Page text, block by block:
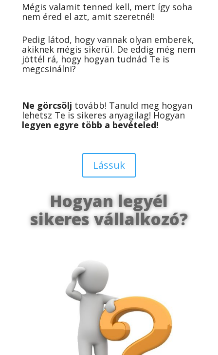
Mégis valamit tenned kell, mert így soha
nem éred el azt, amit szeretnél!
Pedig látod, hogy vannak olyan emberek,
akiknek mégis sikerül. De eddig még nem
jöttél rá, hogy hogyan tudnád Te is
megcsinálni?
Ne görcsölj tovább! Tanuld meg hogyan
lehetsz Te is sikeres anyagilag! Hogyan
legyen egyre több a bevételed!
Lássuk
Hogyan legyél
sikeres vállalkozó?